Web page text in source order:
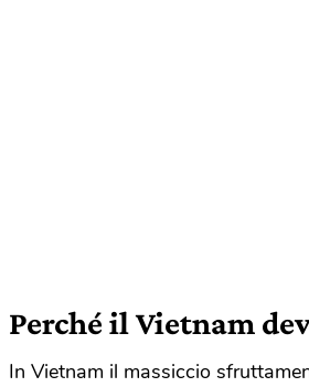
Perché il Vietnam
In Vietnam il massiccio